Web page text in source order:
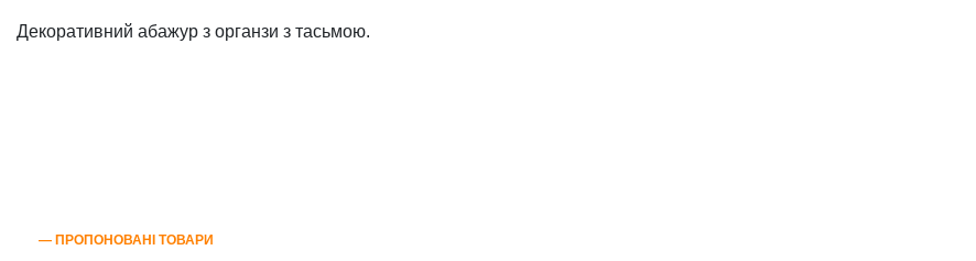
Декоративний абажур з органзи з тасьмою.
― ПРОПОНОВАНІ ТОВАРИ